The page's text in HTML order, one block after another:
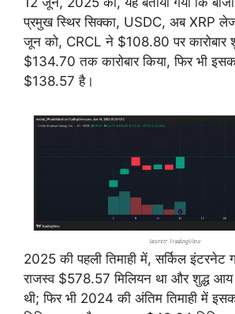
प्रमुख स्थिर सिक्का, USDC, अब XRP
जून को, CRCL ने $108.80 पर कारोबार
$134.70 तक कारोबार किया, फिर भी
$138.57 है।
2025 की पहली तिमाही में, सर्किल इंटरनेट
राजस्व $578.57 मिलियन था और शुद्ध
थी; फिर भी 2024 की अंतिम तिमाही में